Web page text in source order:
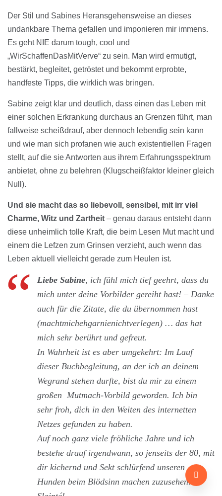
Der Stil und Sabines Heransgehensweise an dieses
undankbare Thema gefallen und imponieren mir immens.
Es geht NIE darum tough, cool und
„WirSchaffenDasMitVerve“ zu sein. Man wird ermutigt,
bestärkt, begleitet, getröstet und bekommt erprobte,
handfeste Tipps, die wirklich was bringen.
Sabine zeigt klar und deutlich, dass einen das Leben mit
einer solchen Erkrankung durchaus an Grenzen führt, man
fallweise scheißdrauf, aber dennoch lebendig sein kann
und wie man sich profanen wie auch existentiellen Fragen
stellt, auf die sie Antworten aus ihrem Erfahrungsspektrum
anbietet, ohne zu belehren (Klugscheißfaktor kleiner gleich
Null).
Und sie macht das so liebevoll, sensibel, mit irr viel
Charme, Witz und Zartheit – genau daraus entsteht dann
diese unheimlich tolle Kraft, die beim Lesen Mut macht und
einem die Lefzen zum Grinsen verzieht, auch wenn das
Leben aktuell vielleicht gerade zum Heulen ist.
Liebe Sabine, ich fühl mich tief geehrt, dass du
mich unter deine Vorbilder gereiht hast! – Danke
auch für die Zitate, die du übernommen hast
(machtmichehgarnienichtverlegen) … das hat
mich sehr berührt und gefreut.
In Wahrheit ist es aber umgekehrt: Im Lauf
dieser Buchbegleitung, an der ich an deinem
Wegrand stehen durfte, bist du mir zu einem
großen Mutmach-Vorbild geworden. Ich bin
sehr froh, dich in den Weiten des internetten
Netzes gefunden zu haben.
Auf noch ganz viele fröhliche Jahre und ich
bestehe drauf irgendwann, so jenseits der 80, mit
dir kichernd und Sekt schlürfend unseren
Hunden beim Blödsinn machen zuzusehen: